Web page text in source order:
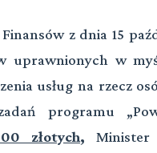
z dnia 15
uprawnionych w
usług na rzecz
programu
złotych, Minister